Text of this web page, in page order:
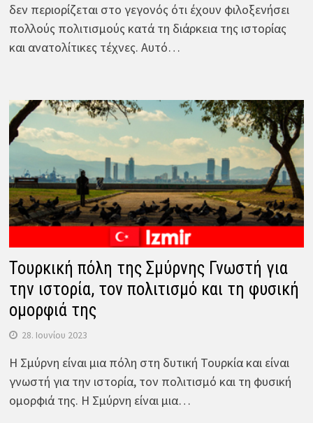
δεν περιορίζεται στο γεγονός ότι έχουν φιλοξενήσει
πολλούς πολιτισμούς κατά τη διάρκεια της ιστορίας
και ανατολίτικες τέχνες. Αυτό…
Τουρκική πόλη της Σμύρνης Γνωστή για
την ιστορία, τον πολιτισμό και τη φυσική
ομορφιά της
28. Ιουνίου 2023
Η Σμύρνη είναι μια πόλη στη δυτική Τουρκία και είναι
γνωστή για την ιστορία, τον πολιτισμό και τη φυσική
ομορφιά της. Η Σμύρνη είναι μια…